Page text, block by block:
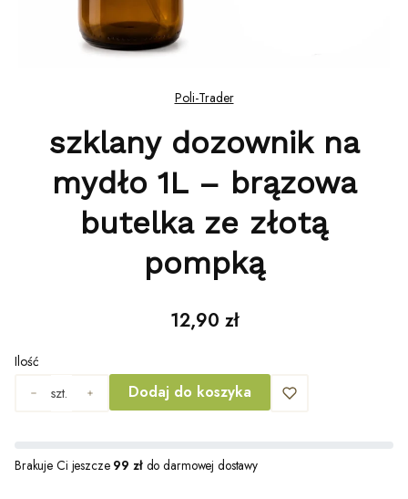
Poli-Trader
szklany dozownik na
mydło 1L – brązowa
butelka ze złotą
pompką
Cena
12,90 zł
Ilość
szt.
Dodaj do koszyka
Brakuje Ci jeszcze 99 złdo darmowej dostawy